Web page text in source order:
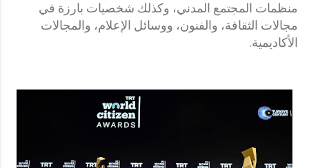
منظمات المجتمع المدني، وكذلك شخصيات بارزة في
مجالات الثقافة، والفنون، ووسائل الإعلام، والمجالات
الأكاديمية.